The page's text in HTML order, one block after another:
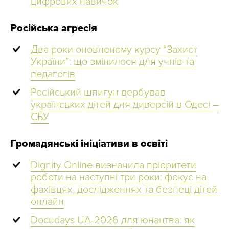
Російська агресія
Два роки оновленому курсу “Захист
України”: що змінилося для учнів та
педагогів
Російський шпигун вербував
українських дітей для диверсій в Одесі –
СБУ
Громадянські ініціативи в освіті
Dignity Online визначила пріоритети
роботи на наступні три роки: фокус на
фахівцях, дослідженнях та безпеці дітей
онлайн
Docudays UA-2026 для юнацтва: як